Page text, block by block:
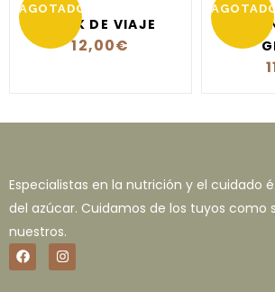
AGOTADO
PACK DE VIAJE
12,00€
AGOTADO
Especialistas en la nutrición y el cuidado
del azúcar. Cuidamos de los tuyos como
nuestros.